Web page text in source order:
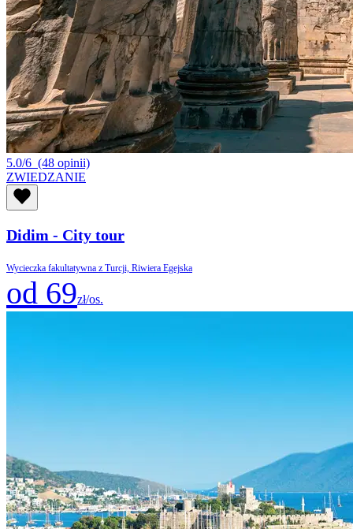
5.0/6 (48 opinii)
ZWIEDZANIE
Didim - City tour
Wycieczka fakultatywna z Turcji, Riwiera Egejska
od 69zł/os.